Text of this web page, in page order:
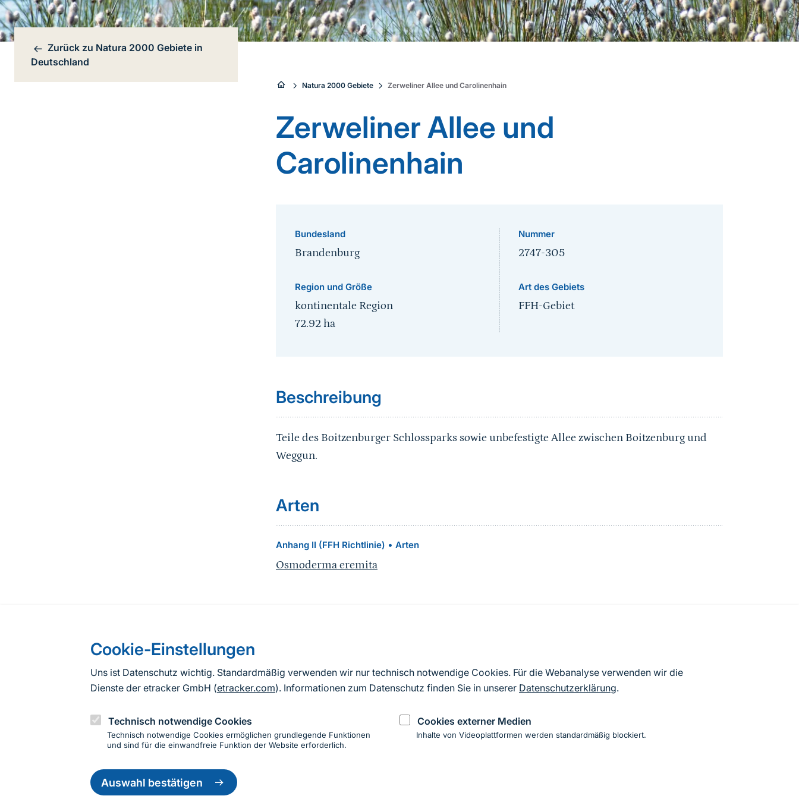
Cookie-Einstellungen
Uns ist Datenschutz wichtig. Standardmäßig verwenden wir nur technisch notwendige Cookies. Für die Webanalyse verwenden wir die
Dienste der etracker GmbH (etracker.com). Informationen zum Datenschutz finden Sie in unserer Datenschutzerklärung.
Technisch notwendige Cookies
Technisch notwendige Cookies ermöglichen grundlegende Funktionen
und sind für die einwandfreie Funktion der Website erforderlich.
Cookies externer Medien
Inhalte von Videoplattformen werden standardmäßig blockiert.
Auswahl bestätigen
Einwilligung
zurückziehen
Bereichsnavigation
Zurück zu Natura 2000 Gebiete in
Deutschland
Sie
sind
hier:
Natura 2000 Gebiete Zerweliner Allee und Carolinenhain
Zerweliner Allee und
Carolinenhain
Bundesland
Brandenburg
Region und Größe
kontinentale Region
72.92 ha
Nummer
2747-305
Art des Gebiets
FFH-Gebiet
Beschreibung
Teile des Boitzenburger Schlossparks sowie unbefestigte Allee zwischen Boitzenburg und
Weggun.
Arten
Anhang II (FFH Richtlinie) • Arten
Osmoderma eremita
Nach Angaben der an die EU übermittelten Standarddatenbögen Deutschlands (Stand:
2019). Aus besonderen Schutzgründen enthalten die zur Veröffentlichung freigegebenen
Informationen zur Seite